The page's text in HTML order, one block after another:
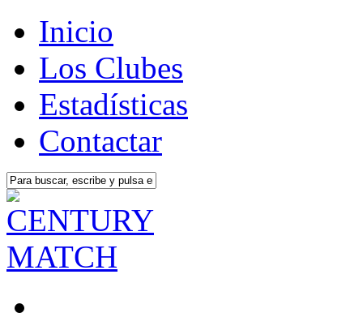
Inicio
Los Clubes
Estadísticas
Contactar